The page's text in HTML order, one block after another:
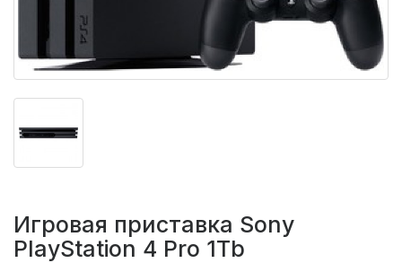
Игровая приставка Sony
PlayStation 4 Pro 1Tb